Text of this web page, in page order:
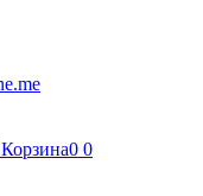
Корзина0 0